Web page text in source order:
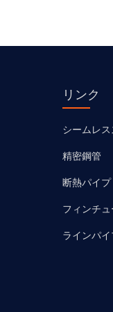
リンク
シームレ
精密鋼管
断熱パイプ
フィンチ
ラインパイ